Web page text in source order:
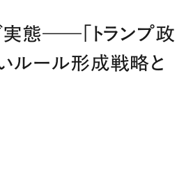
実態――「トランプ政
ルール形成戦略と